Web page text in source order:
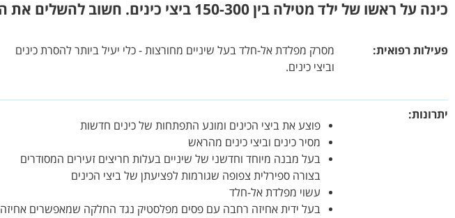
אכינה על ראשו של ילד מטילה בין 150-300 ביצי כינים. חשוב להשלים את הטיפול באמצעות מסרק אסי 2000 שישמיד את ביצי הכינים וימנע מהן לבקוע
פעילות רפואית:
מסרק מפלדת אל-חלד בעל שיניים מחורצות - כלי יעיל ביותר להסרת כינים
וביצי כינים.
יתרונות
פוצע את ביצי הכינים ומונע התפתחות של כינים חדשות
מסיר כינים וביצי כינים מהראש
בעל מבנה מיוחד וחדשני של שיניים בעלות חריצים זעירים המסודרים
בצורה ספירלית צפופה שגורמות לפציעתן של ביצי הכינים
עשוי מפלדת אל-חלד
בעל ידית אחיזה רחבה עם פסים מפלסטיק נגד החלקה שמאפשרים אחיזה